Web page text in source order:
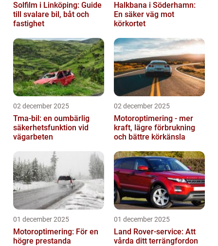
Solfilm i Linköping: Guide
till svalare bil, båt och
fastighet
Halkbana i Söderhamn:
En säker väg mot
körkortet
02 december 2025
Tma-bil: en oumbärlig
säkerhetsfunktion vid
vägarbeten
02 december 2025
Motoroptimering - mer
kraft, lägre förbrukning
och bättre körkänsla
01 december 2025
Motoroptimering: För en
högre prestanda
01 december 2025
Land Rover-service: Att
vårda ditt terrängfordon